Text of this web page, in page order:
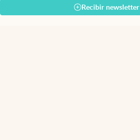
Recibir newsletter